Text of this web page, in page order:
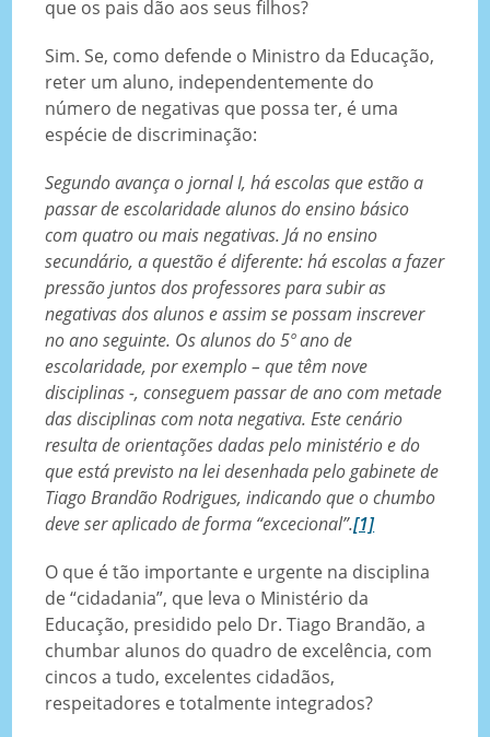
que os pais dão aos seus filhos?
Sim. Se, como defende o Ministro da Educação,
reter um aluno, independentemente do
número de negativas que possa ter, é uma
espécie de discriminação:
Segundo avança o jornal I, há escolas que estão a
passar de escolaridade alunos do ensino básico
com quatro ou mais negativas. Já no ensino
secundário, a questão é diferente: há escolas a fazer
pressão juntos dos professores para subir as
negativas dos alunos e assim se possam inscrever
no ano seguinte. Os alunos do 5º ano de
escolaridade, por exemplo – que têm nove
disciplinas -, conseguem passar de ano com metade
das disciplinas com nota negativa. Este cenário
resulta de orientações dadas pelo ministério e do
que está previsto na lei desenhada pelo gabinete de
Tiago Brandão Rodrigues, indicando que o chumbo
deve ser aplicado de forma “excecional”.[1]
O que é tão importante e urgente na disciplina
de “cidadania”, que leva o Ministério da
Educação, presidido pelo Dr. Tiago Brandão, a
chumbar alunos do quadro de excelência, com
cincos a tudo, excelentes cidadãos,
respeitadores e totalmente integrados?